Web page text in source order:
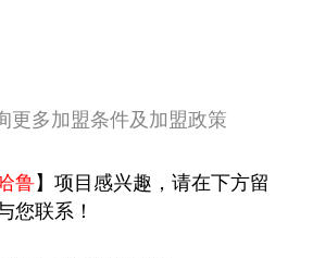
更多加盟条件及加盟政策
鲁】项目感兴趣，请在下方留
您联系！